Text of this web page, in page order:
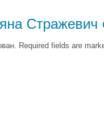
Стражевич
Required fields are